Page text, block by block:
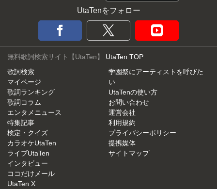
UtaTenをフォロー
無料歌詞検索サイト【UtaTen】 UtaTen TOP
歌詞検索
マイページ
歌詞ランキング
歌詞コラム
エンタメニュース
特集記事
検定・クイズ
カラオケUtaTen
ライブUtaTen
インタビュー
ココだけメール
UtaTen X
学園祭にアーティストを呼びた
い
UtaTenの使い方
お問い合わせ
運営会社
利用規約
プライバシーポリシー
提携媒体
サイトマップ